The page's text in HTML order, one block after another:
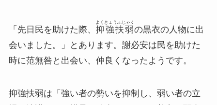
「先日民を助けた際、 抑強扶弱
よくきょうふじゃく
の黒衣の人物に出
会いました。」とあります。謝必安は民を助けた
時に范無咎と出会い、仲良くなったようです。
抑強扶弱は「強い者の勢いを抑制し、弱い者の立